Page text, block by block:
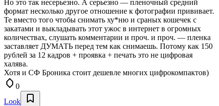
Но это так несерьезно. А серьезно — пленочный средний
формат несколько другое отношение к фотографии прививает.
Те вместо того чтобы снимать ху*ню и сраных кошечек с
закатами и выкладывать этот ужос в интернет в огромных
количествах, слушать комментарии и проч. и проч. — пленка
заставляет ДУМАТЬ перед тем как снимаешь. Потому как 150
рублей за 12 кадров + проявка + печать это не цифровая
халява.
Хотя и СФ Броника стоит дешевле многих цифрокомпактов)
0
Look